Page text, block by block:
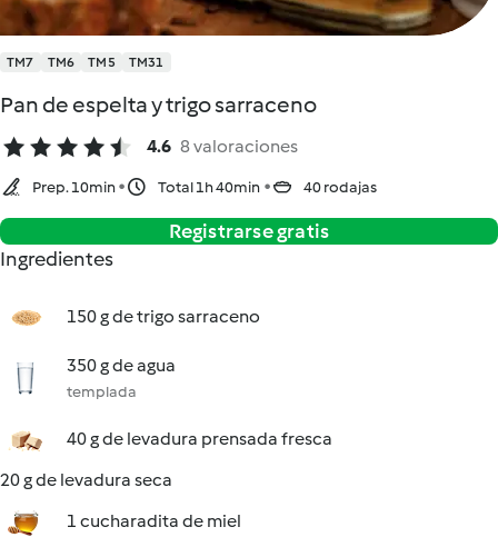
TM7 TM6 TM5 TM31
Pan de espelta y trigo sarraceno
4.6 8 valoraciones
Prep. 10min Total 1h 40min 40 rodajas
Registrarse gratis
Ingredientes
150 g de trigo sarraceno
350 g de agua
templada
40 g de levadura prensada fresca
20 g de levadura seca
1 cucharadita de miel